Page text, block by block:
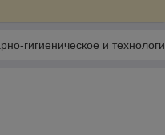
гигиеническое и